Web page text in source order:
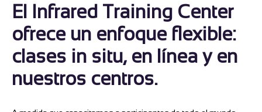
El Infrared Training Center
ofrece un enfoque flexible:
clases in situ, en línea y en
nuestros centros.